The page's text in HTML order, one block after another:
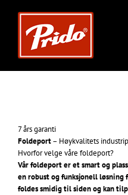
7 års garanti
Foldeport– Høykvalitets
Hvorfor velge våre foldeport?
Vår foldeport er et smart og
en robust og funksjonell løsning
foldes smidig til siden og kan